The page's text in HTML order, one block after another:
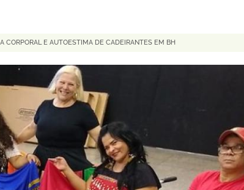
CORPORAL E AUTOESTIMA DE CADEIRANTES EM BH